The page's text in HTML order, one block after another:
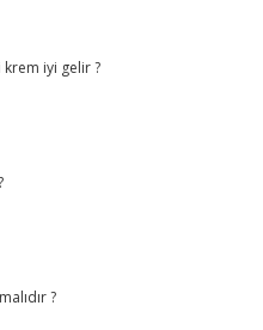
krem iyi gelir ?
?